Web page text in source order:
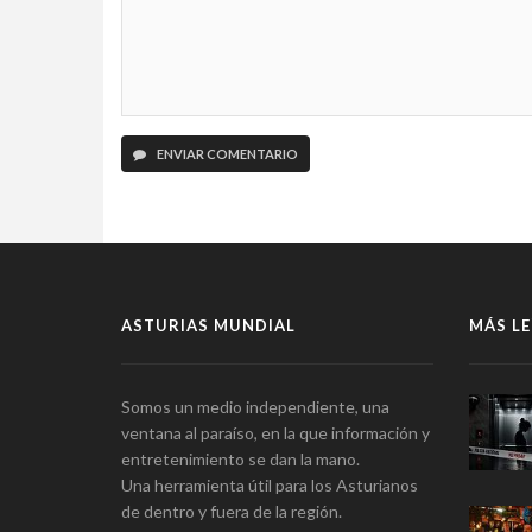
ENVIAR COMENTARIO
ASTURIAS MUNDIAL
Somos un medio independiente, una
ventana al paraíso, en la que información y
entretenimiento se dan la mano.
Una herramienta útil para los Asturianos
de dentro y fuera de la región.
MÁS